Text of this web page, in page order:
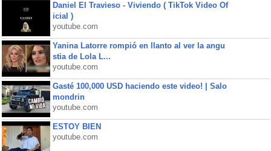
Daniel El Travieso - Viviendo ( TikTok Video Of
icial )
youtube.com
Yanina Latorre rompió en llanto al ver la angu
stia de Lola L...
youtube.com
Gasté 100,000 USD haciendo este video! | Salo
mondrin
youtube.com
ESTOY BIEN
youtube.com